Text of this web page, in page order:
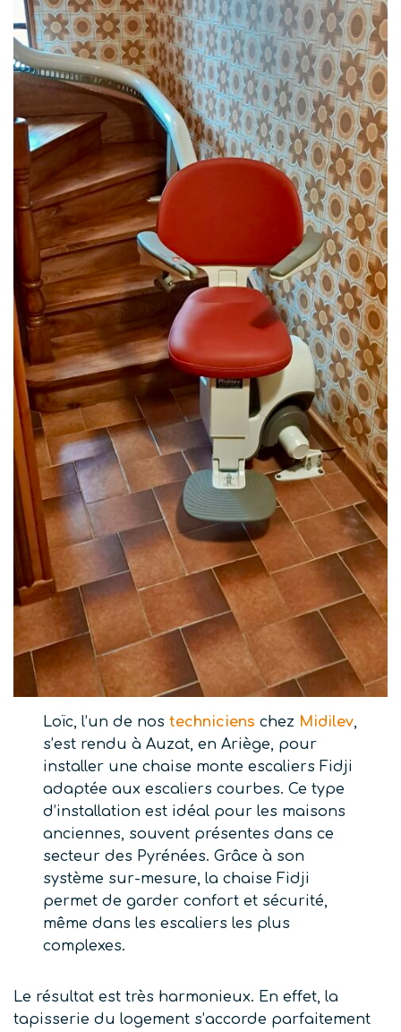
Loïc, l’un de nostechniciens chez Midilev,
s’est rendu à Auzat, en Ariège, pour
installer une chaise monte escaliers Fidji
adaptée aux escaliers courbes. Ce type
d’installation est idéal pour les maisons
anciennes, souvent présentes dans ce
secteur des Pyrénées. Grâce à son
système sur-mesure, la chaise Fidji
permet de garder confort et sécurité,
même dans les escaliers les plus
complexes.
Le résultat est très harmonieux. En effet, la
tapisserie du logement s’accorde parfaitement